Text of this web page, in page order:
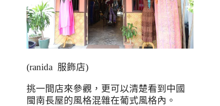
(ranida 服飾店)
挑一間店來參觀，更可以清楚看到中國
閩南長屋的風格混雜在葡式風格內。